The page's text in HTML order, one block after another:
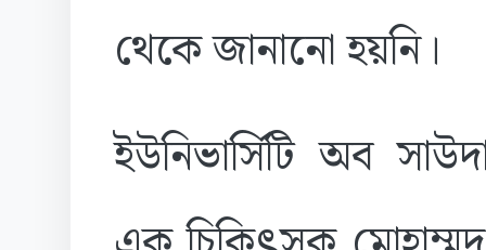
থেকে জানানো হয়নি।
ইউনিভার্সিটি অব